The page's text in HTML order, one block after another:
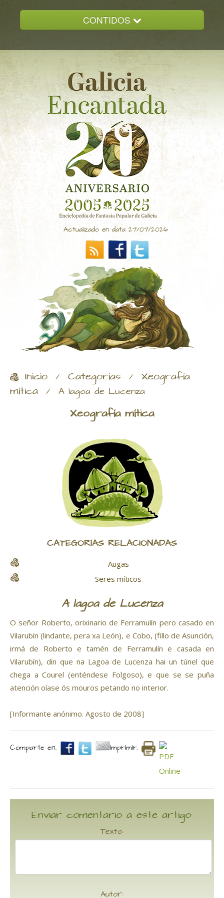
CONTIDOS
GALICIA ENCANTADA
DOCUMENTACION
NOVAS
CONTACTO
Actualizado en data 27/07/2026
Inicio / Categorías / Xeografía
mítica / A lagoa de Lucenza
Xeografía mítica
CATEGORÍAS RELACIONADAS
Augas
Seres míticos
A lagoa de Lucenza
O señor Roberto, orixinario de Ferramulín pero casado en
Vilarubín (lindante, pera xa León), e Cobo, (fillo de Asunción,
irmá de Roberto e tamén de Ferramulín e casada en
Vilarubín), din que na Lagoa de Lucenza hai un túnel que
chega a Courel (enténdese Folgoso), e que se se puña
atención oíase ós mouros petando no interior.
[Informante anónimo. Agosto de 2008]
Comparte en. Imprimir.
Enviar comentario a este artigo:
Texto:
Autor: